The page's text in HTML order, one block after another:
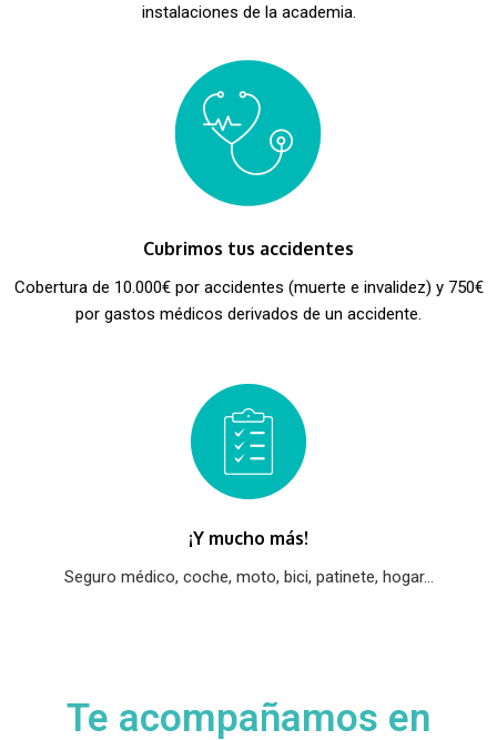
instalaciones de la academia.
Cubrimos tus accidentes
Cobertura de 10.000€ por accidentes (muerte e invalidez) y 750€
por gastos médicos derivados de un accidente.
¡Y mucho más!
Seguro médico, coche, moto, bici, patinete, hogar...
Te acompañamos en